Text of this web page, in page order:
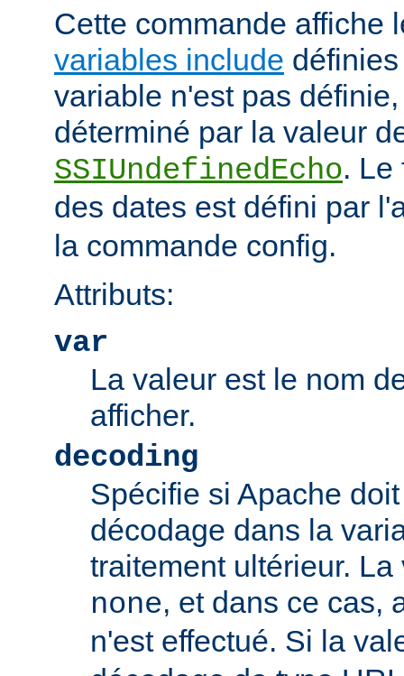
Cette commande affiche
variables include
variable n'est pas
déterminé par la valeur
SSIUndefinedEcho. Le
des dates est défini par
la commande config.
Attributs:
var
La valeur est le nom
afficher.
decoding
Spécifie si Apache
décodage dans la
traitement ultérieur.
none, et dans ce cas,
n'est effectué. Si la